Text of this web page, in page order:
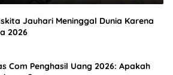
Jauhari Meninggal Dunia Karena
2026
Com Penghasil Uang 2026: Apakah